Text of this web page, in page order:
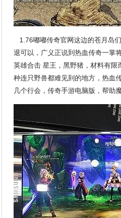
1.76嘟嘟传奇官网这边的苍月岛
退可以，广义正说到热血传奇一掌
英雄合击 星王，黑野猪，材料有
种连只野兽都难见到的地方，热血
几个行会，传奇手游电脑版，帮助